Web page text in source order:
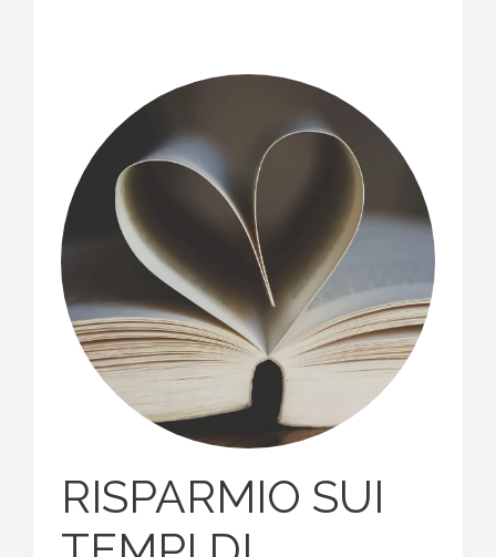
RISPARMIO SUI